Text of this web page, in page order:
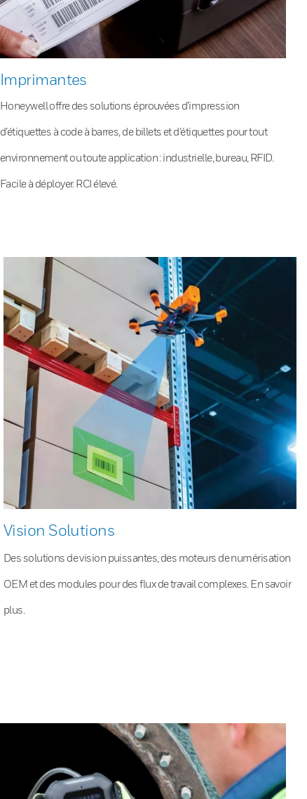
Imprimantes
Honeywell offre des solutions éprouvées d’impression
d’étiquettes à code à barres, de billets et d’étiquettes pour tout
environnement ou toute application : industrielle, bureau, RFID.
Facile à déployer. RCI élevé.
Vision Solutions
Des solutions de vision puissantes, des moteurs de numérisation
OEM et des modules pour des flux de travail complexes. En savoir
plus.